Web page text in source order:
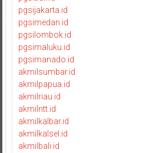
pgsijakarta.id
pgsimedan.id
pgsilombok.id
pgsimaluku.id
pgsimanado.id
akmilsumbar.id
akmilpapua.id
akmilriau.id
akmilntt.id
akmilkalbar.id
akmilkalsel.id
akmilbali.id